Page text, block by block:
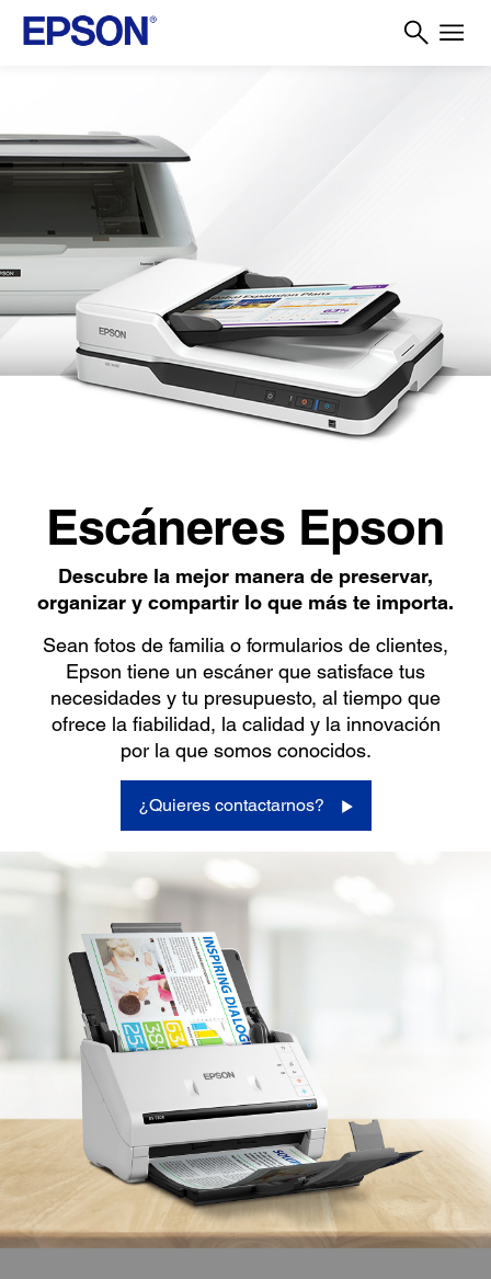
Escáneres Epson
Descubre la mejor manera de preservar,
organizar y compartir lo que más te importa.
Sean fotos de familia o formularios de clientes,
Epson tiene un escáner que satisface tus
necesidades y tu presupuesto, al tiempo que
ofrece la fiabilidad, la calidad y la innovación
por la que somos conocidos.
¿Quieres contactarnos?